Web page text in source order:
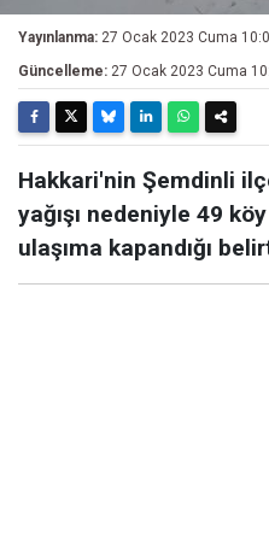
Yayınlanma: 27 Ocak 2023 Cuma
Güncelleme: 27 Ocak 2023 Cuma
Hakkari'nin Şemdinli
yağışı nedeniyle 49
ulaşıma kapandığı